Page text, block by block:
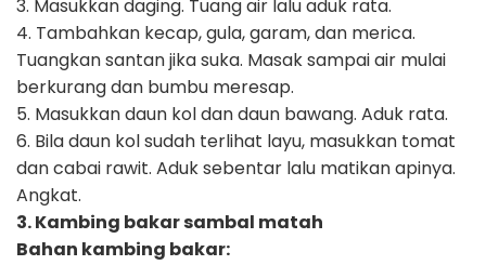
3. Masukkan daging. Tuang air lalu aduk rata.
4. Tambahkan kecap, gula, garam, dan merica.
Tuangkan santan jika suka. Masak sampai air mulai
berkurang dan bumbu meresap.
5. Masukkan daun kol dan daun bawang. Aduk rata.
6. Bila daun kol sudah terlihat layu, masukkan tomat
dan cabai rawit. Aduk sebentar lalu matikan apinya.
Angkat.
3. Kambing bakar sambal matah
Bahan kambing bakar: